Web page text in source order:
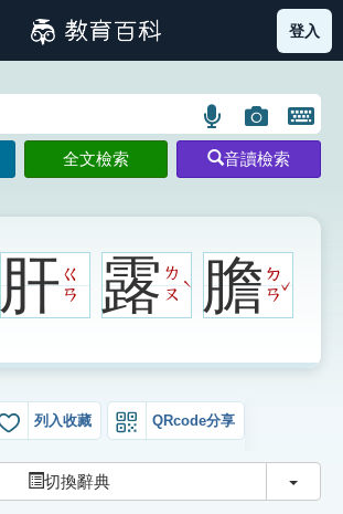
筆畫索引圖示 部首索引表圖示
登入
語
言
搜
示
圖
片
搜
示
開
鍵
圖
全文檢索 音讀檢索
肝ㄍ
ㄢ
露ㄌ
ㄡ
ˋ 膽ㄉ
ㄢ
ˇ
列入收藏 QRcode分享
切換辭典 切換